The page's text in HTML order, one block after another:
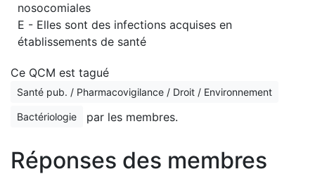
nosocomiales
E - Elles sont des infections acquises en
établissements de santé
Ce QCM est tagué
Santé pub. / Pharmacovigilance / Droit / Environnement
Bactériologie par les membres.
Réponses des membres